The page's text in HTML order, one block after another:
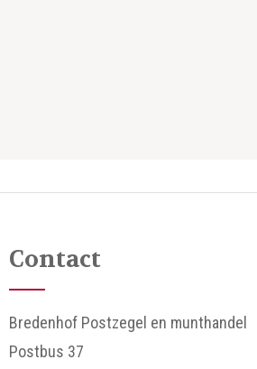
Contact
Bredenhof Postzegel en munthandel
Postbus 37